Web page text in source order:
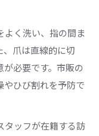
ケアの実践方法
ための家族サポ
トラブル予防ポ
よく洗い、指の間ま
、爪は直線的に切
必要です。市販の
やひび割れを予防で
タッフが在籍する訪